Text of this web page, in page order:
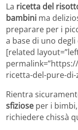
La ricetta del
bambini ma
preparare per i
a base di uno
[related
ricetta-del-pure-
Rientra
sfiziose per i
richiedere chissà